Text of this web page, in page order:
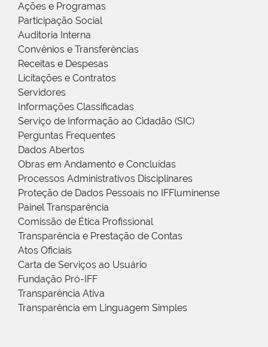
Ações e Programas
Participação Social
Auditoria Interna
Convênios e Transferências
Receitas e Despesas
Licitações e Contratos
Servidores
Informações Classificadas
Serviço de Informação ao Cidadão (SIC)
Perguntas Frequentes
Dados Abertos
Obras em Andamento e Concluídas
Processos Administrativos Disciplinares
Proteção de Dados Pessoais no IFFluminense
Painel Transparência
Comissão de Ética Profissional
Transparência e Prestação de Contas
Atos Oficiais
Carta de Serviços ao Usuário
Fundação Pró-IFF
Transparência Ativa
Transparência em Linguagem Simples